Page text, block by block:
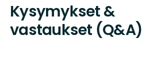
Kysymykset &
vastaukset (Q&A)